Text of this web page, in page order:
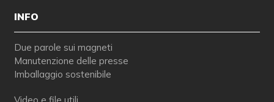
INFO
Due parole sui magneti
Manutenzione delle presse
Imballaggio sostenibile